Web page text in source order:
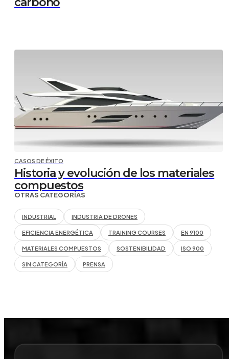
CASOS DE ÉXITO
Historia y evolución de los materiales
compuestos
OTRAS CATEGORÍAS
INDUSTRIAL INDUSTRIA DE DRONES
EFICIENCIA ENERGÉTICA TRAINING COURSES EN 9100
MATERIALES COMPUESTOS SOSTENIBILIDAD ISO 900
SIN CATEGORÍA PRENSA